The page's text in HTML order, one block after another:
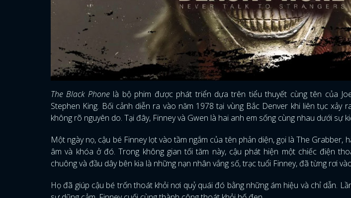
The Black Phonelà bộ phim được phát triển dựa trên tiểu thuyết cùng tên của
Stephen King. Bối cảnh diễn ra vào năm 1978 tại vùng Bắc Denver khi liên tục xảy
không rõ nguyên do. Tại đây, Finney và Gwen là hai anh em sống cùng nhau dưới sự
Một ngày nọ, cậu bé Finney lọt vào tầm ngắm của tên phản diện, gọi là The Grabber,
âm và khóa ở đó. Trong không gian tối tăm này, cậu phát hiện một chiếc điện
chuông và đầu dây bên kia là những nạn nhân vắng số, trạc tuổi Finney, đã từng rơi
Họ đã giúp cậu bé trốn thoát khỏi nơi quỷ quái đó bằng những ám hiệu và chỉ dẫn.